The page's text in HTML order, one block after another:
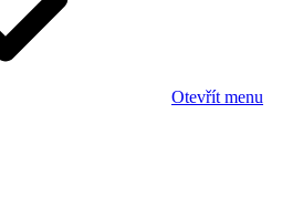
Otevřít menu